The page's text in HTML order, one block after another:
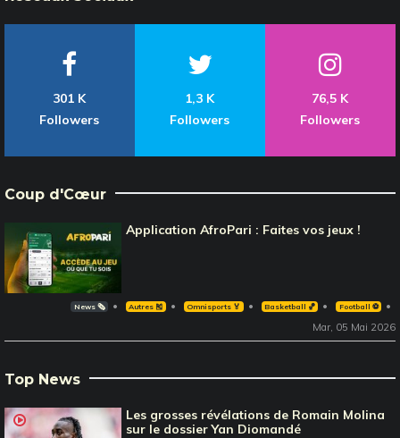
301 K
Followers
1,3 K
Followers
76,5 K
Followers
Coup d'Cœur
Application AfroPari : Faites vos jeux !
News 🗞️ Autres 🎽 Omnisports 🏅 Basketball 🏀 Football ⚽️
Mar, 05 Mai 2026
Top News
Les grosses révélations de Romain Molina
sur le dossier Yan Diomandé